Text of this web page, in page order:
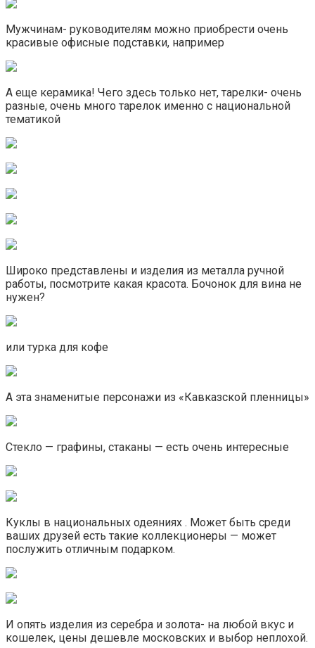
Мужчинам- руководителям можно приобрести очень
красивые офисные подставки, например
А еще керамика! Чего здесь только нет, тарелки- очень
разные, очень много тарелок именно с национальной
тематикой
Широко представлены и изделия из металла ручной
работы, посмотрите какая красота. Бочонок для вина не
нужен?
или турка для кофе
А эта знаменитые персонажи из «Кавказской пленницы»
Стекло — графины, стаканы — есть очень интересные
Куклы в национальных одеяниях . Может быть среди
ваших друзей есть такие коллекционеры — может
послужить отличным подарком.
И опять изделия из серебра и золота- на любой вкус и
кошелек, цены дешевле московских и выбор неплохой.